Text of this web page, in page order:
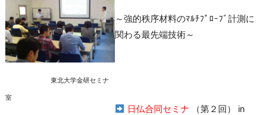
東北大学金研セミナ
室
～強的秩序材料のﾏﾙﾁﾌﾟﾛｰﾌﾞ計測に
関わる最先端技術～
日仏合同セミナ （第２回） in